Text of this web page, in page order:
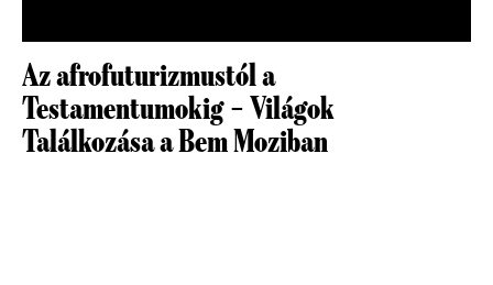
Az afrofuturizmustól a
Testamentumokig – Világok
Találkozása a Bem Moziban